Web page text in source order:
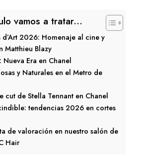
vamos a tratar...
d’Art 2026: Homenaje al cine y
Matthieu Blazy​
Nueva Era en Chanel
y Naturales en el Metro de
cut de Stella Tennant en Chanel
tendencias 2026 en cortes
de valoración en nuestro salón de
Hair